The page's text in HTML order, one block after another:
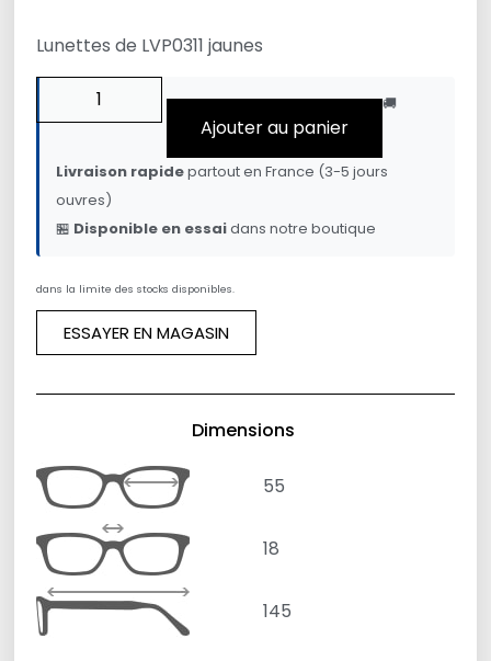
Lunettes de LVP0311 jaunes
Ajouter au panier
🚚
Livraison rapidepartout en France (3-5 jours
ouvres)
🏪 Disponible en essaidans notre boutique
dans la limite des stocks disponibles.
ESSAYER EN MAGASIN
Dimensions
55
18
145